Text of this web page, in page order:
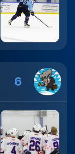
6